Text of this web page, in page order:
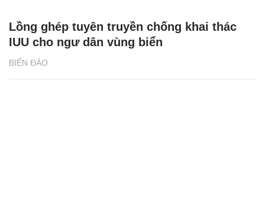
BIỂN ĐẢO
Lồng ghép tuyên truyền chống khai thác
IUU cho ngư dân vùng biển